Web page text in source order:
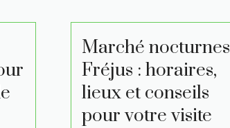
Marché nocturnes
Fréjus : horaires,
lieux et conseils
pour votre visite